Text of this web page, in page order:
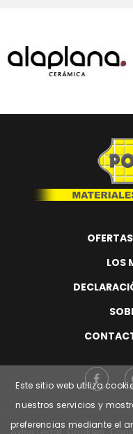
OFERTAS
LOS
Este sitio web utiliza
nuestros servicios y
preferencias mediante el